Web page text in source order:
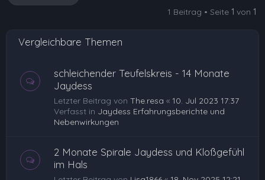
1 Beitrag • Seite 1 von 1
Vergleichbare Themen
schleichender Teufelskreis - 14 Monate
Jaydess
Letzter Beitrag von The.resa « 10. Jul 2023 17:37
Verfasst in Jaydess Erfahrungsberichte und
Nebenwirkungen
2 Monate Spirale Jaydess und Kloßgefühl
im Hals